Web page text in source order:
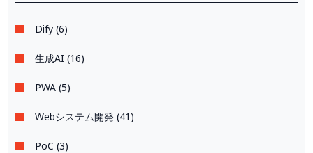
Dify (6)
生成AI (16)
PWA (5)
Webシステム開発 (41)
PoC (3)